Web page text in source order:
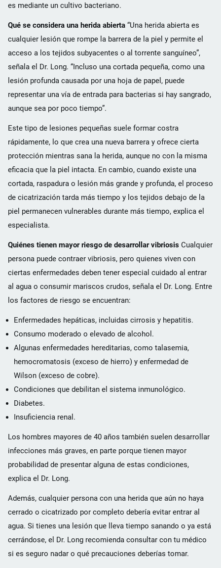
es mediante un cultivo bacteriano.
Qué se considera una herida abierta “Una herida abierta es
cualquier lesión que rompe la barrera de la piel y permite el
acceso a los tejidos subyacentes o al torrente sanguíneo”,
señala el Dr. Long. “Incluso una cortada pequeña, como una
lesión profunda causada por una hoja de papel, puede
representar una vía de entrada para bacterias si hay sangrado,
aunque sea por poco tiempo”.
Este tipo de lesiones pequeñas suele formar costra
rápidamente, lo que crea una nueva barrera y ofrece cierta
protección mientras sana la herida, aunque no con la misma
eficacia que la piel intacta. En cambio, cuando existe una
cortada, raspadura o lesión más grande y profunda, el proceso
de cicatrización tarda más tiempo y los tejidos debajo de la
piel permanecen vulnerables durante más tiempo, explica el
especialista.
Quiénes tienen mayor riesgo de desarrollar vibriosis Cualquier
persona puede contraer vibriosis, pero quienes viven con
ciertas enfermedades deben tener especial cuidado al entrar
al agua o consumir mariscos crudos, señala el Dr. Long. Entre
los factores de riesgo se encuentran:
Enfermedades hepáticas, incluidas cirrosis y hepatitis.
Consumo moderado o elevado de alcohol.
Algunas enfermedades hereditarias, como talasemia,
hemocromatosis (exceso de hierro) y enfermedad de
Wilson (exceso de cobre).
Condiciones que debilitan el sistema inmunológico.
Diabetes.
Insuficiencia renal.
Los hombres mayores de 40 años también suelen desarrollar
infecciones más graves, en parte porque tienen mayor
probabilidad de presentar alguna de estas condiciones,
explica el Dr. Long.
Además, cualquier persona con una herida que aún no haya
cerrado o cicatrizado por completo debería evitar entrar al
agua. Si tienes una lesión que lleva tiempo sanando o ya está
cerrándose, el Dr. Long recomienda consultar con tu médico
si es seguro nadar o qué precauciones deberías tomar.